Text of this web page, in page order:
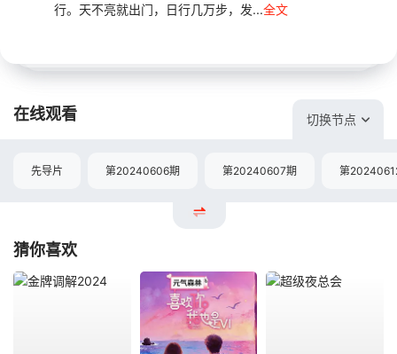
行。天不亮就出门，日行几万步，发...全文
在线观看 切换节点
先导片 第20240606期 第20240607期 第
猜你喜欢